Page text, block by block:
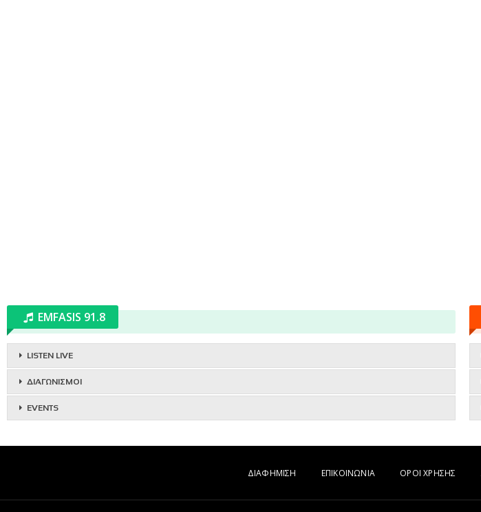
EMFASIS 91.8
LISTEN LIVE
ΔΙΑΓΩΝΙΣΜΟΙ
EVENTS
ΔΙΑΦΗΜΙΣΗ ΕΠΙΚΟΙΝΩΝΙΑ ΟΡΟΙ ΧΡΗΣΗΣ